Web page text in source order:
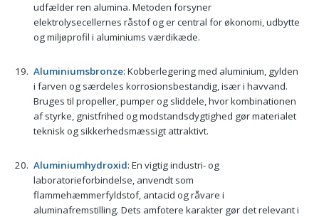
udfælder ren alumina. Metoden forsyner
elektrolysecellernes råstof og er central for økonomi, udbytte
og miljøprofil i aluminiums værdikæde.
Aluminiumsbronze: Kobberlegering med aluminium, gylden
i farven og særdeles korrosionsbestandig, især i havvand.
Bruges til propeller, pumper og sliddele, hvor kombinationen
af styrke, gnistfrihed og modstandsdygtighed gør materialet
teknisk og sikkerhedsmæssigt attraktivt.
Aluminiumhydroxid: En vigtig industri- og
laboratorieforbindelse, anvendt som
flammehæmmerfyldstof, antacid og råvare i
aluminafremstilling. Dets amfotere karakter gør det relevant i